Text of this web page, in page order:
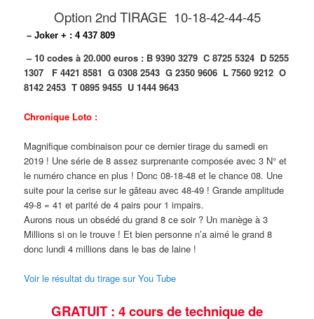
Option 2nd TIRAGE 10-18-42-44-45
– Joker + : 4 437 809
– 10 codes à 20.000 euros : B 9390 3279C 8725 5324 D 5255
1307 F 4421 8581G 0308 2543G 2350 9606 L 7560 9212O
8142 2453T 0895 9455 U 1444 9643
Chronique Loto :
Magnifique combinaison pour ce dernier tirage du samedi en
2019 ! Une série de 8 assez surprenante composée avec 3 N° et
le numéro chance en plus ! Donc 08-18-48 et le chance 08. Une
suite pour la cerise sur le gâteau avec 48-49 ! Grande amplitude
49-8 = 41 et parité de 4 pairs pour 1 impairs.
Aurons nous un obsédé du grand 8 ce soir ? Un manège à 3
Millions si on le trouve ! Et bien personne n’a aimé le grand 8
donc lundi 4 millions dans le bas de laine !
Voir le résultat du tirage sur You Tube
GRATUIT : 4 cours de technique de